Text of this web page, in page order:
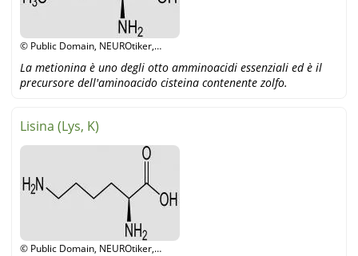
© Public Domain, NEUROtiker,
La metionina è uno degli otto amminoacidi essenziali ed è il
precursore dell'aminoacido cisteina contenente zolfo.
Lisina (Lys, K)
© Public Domain, NEUROtiker,